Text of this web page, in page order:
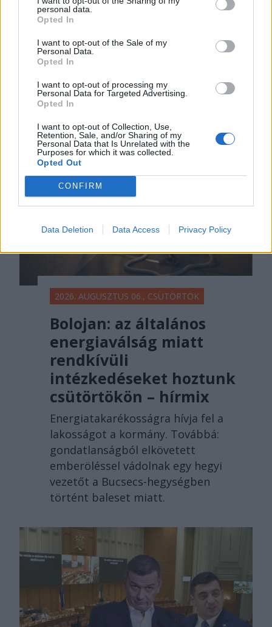
personal data.
Opted In
I want to opt-out of the Sale of my
Personal Data.
Opted In
I want to opt-out of processing my
Personal Data for Targeted Advertising.
Opted In
I want to opt-out of Collection, Use,
Retention, Sale, and/or Sharing of my
Personal Data that Is Unrelated with the
Purposes for which it was collected.
Opted Out
CONFIRM
Data Deletion Data Access Privacy Policy
A rendőrség vizsgálódik
Kolozsváron egy fesztiválbelépőkkel
elkövetett lehetséges csalás
magyar diák. Közben alig néhány
szavazat hiányzik egy PSD-RMDSZ-
kormányhoz.
2026. AUGUSZTUS 06., CSÜTÖRTÖK
Bolojan: az általános
energiaválság miatt
rendkívüli
intézkedéseket hoztunk
csütörtökön – hírmix
Energiatakarékosságra hívja fel a
lakosságot a kormány. Továbbá:
gondatlanságból elkövetett
emberöléssel vádolnak egy hegyi
vezetőt a Bucsecs-hegységben
történt baleset miatt.